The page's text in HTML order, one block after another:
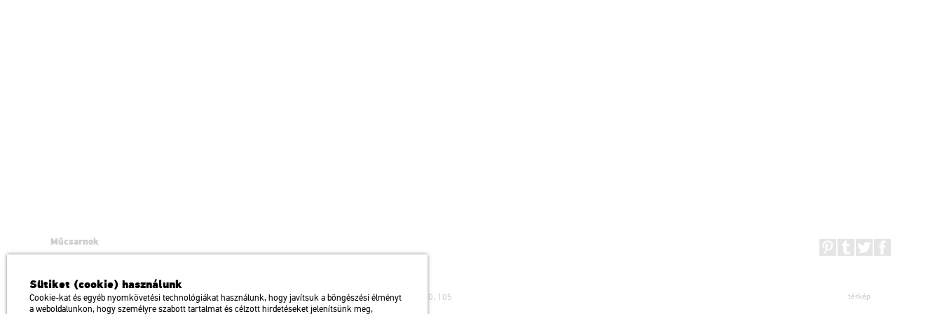
Műcsarnok
1146 Budapest, Dózsa György út 37.
Megközelíthető: Millenniumi Földalatti Vasút – Hősök tere megálló Trolibusz: 75, 79 / Autóbusz: 20, 30, 105
térkép
Sütiket (cookie) használunk
Cookie-kat és egyéb nyomkövetési technológiákat használunk, hogy javítsuk a böngészési élményt
a weboldalunkon, hogy személyre szabott tartalmat és célzott hirdetéseket jelenítsünk meg,